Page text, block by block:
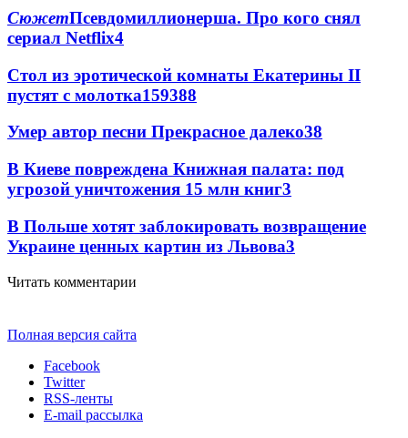
СюжетПсевдомиллионерша. Про кого снял
сериал Netflix4
Стол из эротической комнаты Екатерины II
пустят с молотка159388
Умер автор песни Прекрасное далеко38
В Киеве повреждена Книжная палата: под
угрозой уничтожения 15 млн книг3
В Польше хотят заблокировать возвращение
Украине ценных картин из Львова3
Читать комментарии
Полная версия сайта
Facebook
Twitter
RSS-ленты
E-mail рассылка